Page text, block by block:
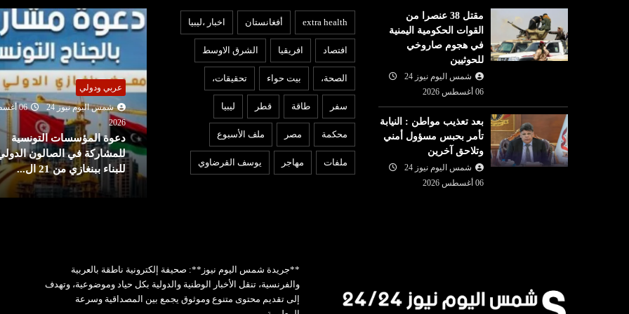
مقتل 38 عنصرا من
القوات الحكومية اليمنية
في هجوم صاروخي
للحوثيين
شمس اليوم نيوز 24
06 أغسطس 2026
بعد تعذيب مواطن : النيابة
تأمر بحبس مسؤول أمني
وتلاحق آخرين
شمس اليوم نيوز 24
06 أغسطس 2026
extra health أفغانستان اخبار ،ليبيا
افتصاد افريقيا الشرق الاوسط
الصحة، بيت حواء تحقيقات،
سفر طاقة قطر ليبيا
محكمة مصر ملف الأسبوع
ملفات مهاجر يوسف القرضاوي
05 أغسطس
تقترب
لعبور السفن
عربي ودولي
شمس اليوم نيوز 24
05 أغسطس
2026
ترامب يهاجم المصري «عبد
الرحمن السيد» بعد فوزه بانتخابات
ميتشيغان
ثقافة وفن
شمس اليوم نيوز 24
06 أغسطس
جاكراندا': قصة مواجهة مفتوحة
بين الانسان واسئلته
عربي ودولي
شمس اليوم نيوز 24
06
2026
دعوة المؤسسات التونسية
للمشاركة في الصالون
للبناء ببنغازي من 21 ال...
**جريدة شمس اليوم نيوز**: صحيفة إلكترونية ناطقة بالعربية
والفرنسية، تنقل الأخبار الوطنية والدولية بكل حياد وموضوعية، وتهدف
إلى تقديم محتوى متنوع وموثوق يجمع بين المصداقية وسرعة